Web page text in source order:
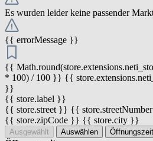
Es wurden leider keine passender
{{ errorMessage }}
{{
* 100) / 100 }} {{
}}
{{ store.label }}
{{ store.street }} {{
{{ store.zipCode }} {{ store.city }}
Ausgewählt Auswählen